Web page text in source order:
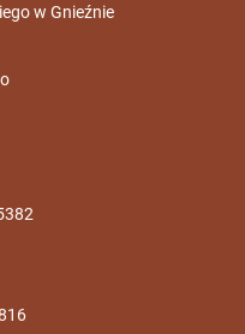
w Gnieźnie